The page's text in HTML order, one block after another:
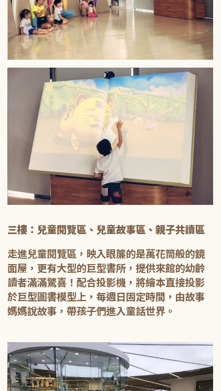
三樓：兒童閱覽區、兒童故事區、親子共讀區
走進兒童閱覽區，映入眼簾的是萬花筒般的鏡
面屋，更有大型的巨型書所，提供來館的幼齡
讀者滿滿驚喜！配合投影機，將繪本直接投影
於巨型圖書模型上，每週日固定時間，由故事
媽媽說故事，帶孩子們進入童話世界。